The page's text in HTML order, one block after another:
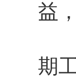
益
大
期